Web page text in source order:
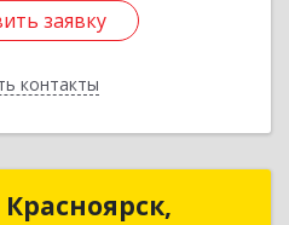
заявку
контакты
заявку
Красноярск,